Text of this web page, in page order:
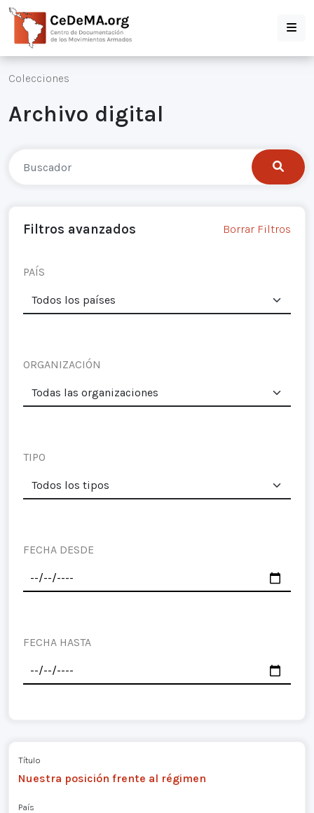
Colecciones
Archivo digital
Filtros avanzados Borrar Filtros
PAÍS
ORGANIZACIÓN
TIPO
FECHA DESDE
FECHA HASTA
Título
Nuestra posición frente al régimen
País